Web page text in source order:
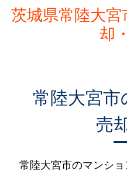
茨城県常陸大
却
常陸大宮
売
常陸大宮市のマンショ